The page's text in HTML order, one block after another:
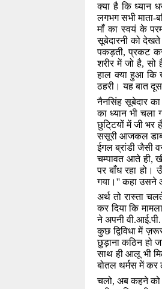
क्या है कि ध्यान
लगभग सभी माता-
माँ का स्वयं के
सूबेदारनी को
पकड़ती,प्रकट
शरीर में जो है,सो
हाल क्या हुआ कि
ठहरी। यह बात
नैनसिंह सूबेदार
का ध्यान भी
छुटि्टयों में जी भर
ससूरी आजकल
ईगल ब्रांडी जैसी
चम्पावत आते ही,
पर बाँध रहा हो।
गया। ''कहा उसने
अर्थ तो रास्ता
कर दिया कि
ने अपनी
कुछ द्विविधा में
छुड़ाना कठिन हो
साथ ही आलू भी
बोतल थर्मस में कर
चलो, अब कहने को